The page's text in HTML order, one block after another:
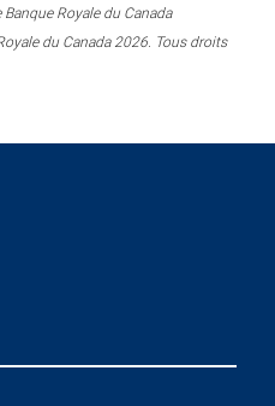
Royale du Canada
du Canada 2026. Tous droits